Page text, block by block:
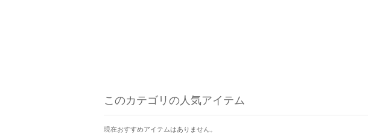
このカテゴリの人気アイテム
現在おすすめアイテムはありません。